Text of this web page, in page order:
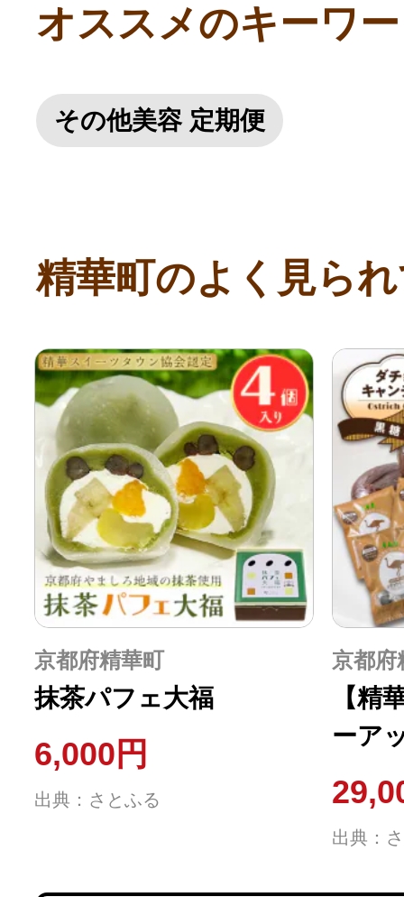
オススメのキーワ
その他美容 定期便
精華町のよく見ら
京都府精華町
抹茶パフェ大福
6,000円
出典：さとふる
京都府
【精
ーア
ダチ
ー 〈
出典：